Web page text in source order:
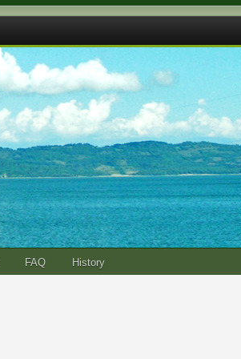
FAQ History